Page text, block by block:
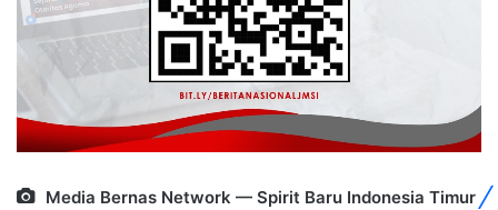
Media Bernas Network — Spirit Baru Indonesia Timur